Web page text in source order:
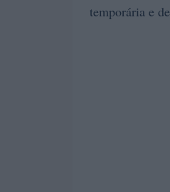
temporária e